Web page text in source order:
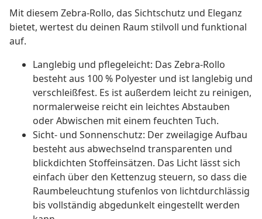
Mit diesem Zebra-Rollo, das Sichtschutz und Eleganz
bietet, wertest du deinen Raum stilvoll und funktional
auf.
Langlebig und pflegeleicht: Das Zebra-Rollo
besteht aus 100 % Polyester und ist langlebig und
verschleißfest. Es ist außerdem leicht zu reinigen,
normalerweise reicht ein leichtes Abstauben
oder Abwischen mit einem feuchten Tuch.
Sicht- und Sonnenschutz: Der zweilagige Aufbau
besteht aus abwechselnd transparenten und
blickdichten Stoffeinsätzen. Das Licht lässt sich
einfach über den Kettenzug steuern, so dass die
Raumbeleuchtung stufenlos von lichtdurchlässig
bis vollständig abgedunkelt eingestellt werden